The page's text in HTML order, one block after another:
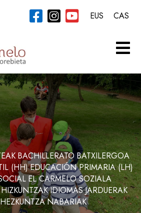
BACHILLERATOBATXILERGOA
(HH)EDUCACIÓN PRIMARIA (LH)
EL CARMELO SOZIALA
HIZKUNTZAKIDIOMASJARDUERAK
NABARIAK
EUS CAS